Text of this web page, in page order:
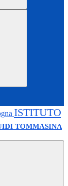
ISTITUTO
TOMMASINA